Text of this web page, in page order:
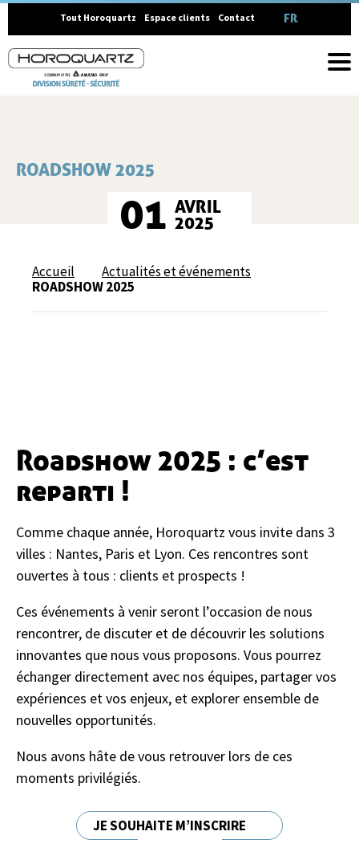
Tout Horoquartz Espace clients Contact FRANÇAIS
ROADSHOW 2025
01 AVRIL
2025
Accueil
Actualités et événements
ROADSHOW 2025
Roadshow 2025 : c’est
reparti !
Comme chaque année, Horoquartz vous invite dans 3
villes : Nantes, Paris et Lyon. Ces rencontres sont
ouvertes à tous : clients et prospects !
Ces événements à venir seront l’occasion de nous
rencontrer, de discuter et de découvrir les solutions
innovantes que nous vous proposons. Vous pourrez
échanger directement avec nos équipes, partager vos
expériences et vos enjeux, et explorer ensemble de
nouvelles opportunités.
Nous avons hâte de vous retrouver lors de ces
moments privilégiés.
JE SOUHAITE M’INSCRIRE